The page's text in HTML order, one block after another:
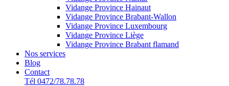
Vidange Province Hainaut
Vidange Province Brabant-Wallon
Vidange Province Luxembourg
Vidange Province Liège
Vidange Province Brabant flamand
Nos services
Blog
Contact
Tél 0472/78.78.78